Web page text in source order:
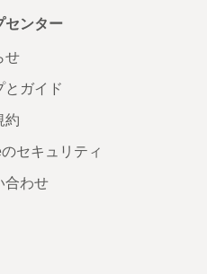
センター
せ
とガイド
約
セキュリティ
合わせ